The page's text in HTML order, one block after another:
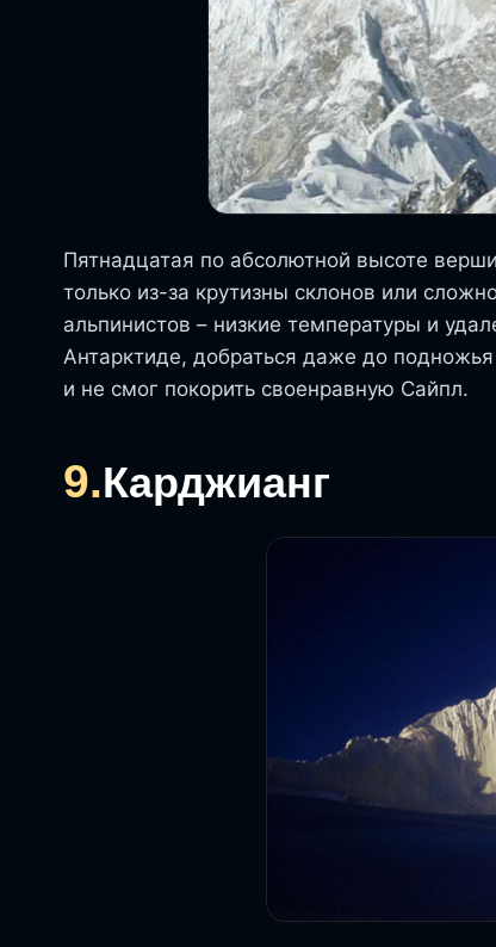
Пятнадцатая по абсолютной высоте
только из-за крутизны склонов или
альпинистов – низкие температуры и
Антарктиде, добраться даже до
и не смог покорить своенравную Сайпл.
9.Карджианг